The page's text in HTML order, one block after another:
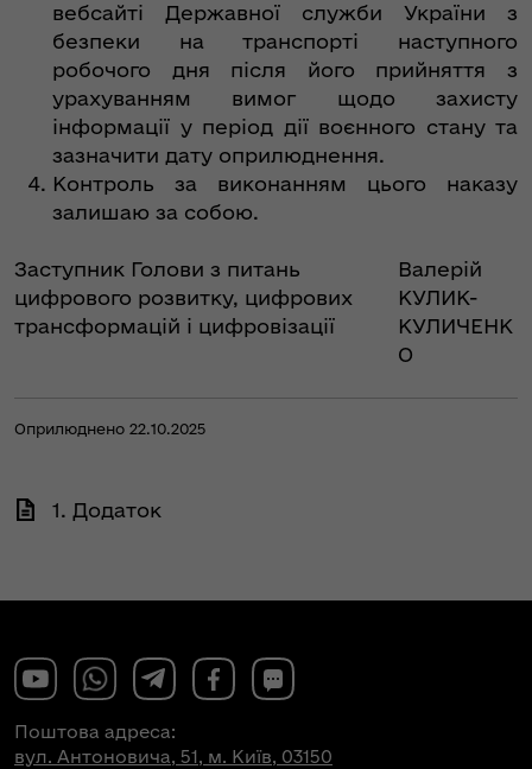
вебсайті Державної служби України з
безпеки на транспорті наступного
робочого дня після його прийняття з
урахуванням вимог щодо захисту
інформації у період дії воєнного стану та
зазначити дату оприлюднення.
Контроль за виконанням цього наказу
залишаю за собою.
Заступник Голови з питань
цифрового розвитку, цифрових
трансформацій і цифровізації
Валерій
КУЛИК-
КУЛИЧЕНК
О
Оприлюднено 22.10.2025
1. Додаток
Поштова адреса:
вул. Антоновича, 51, м. Київ, 03150